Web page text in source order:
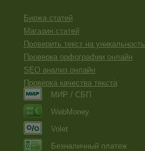
Биржа статей
Магазин статей
Проверить текст на уникальность
Проверка орфографии онлайн
SEO анализ онлайн
Проверка качества текста
МИР / СБП
WebMoney
Volet
Безналичный платеж